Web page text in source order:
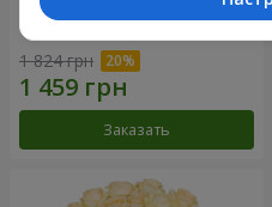
Букет "Времена года"
1 824 грн
Заказать